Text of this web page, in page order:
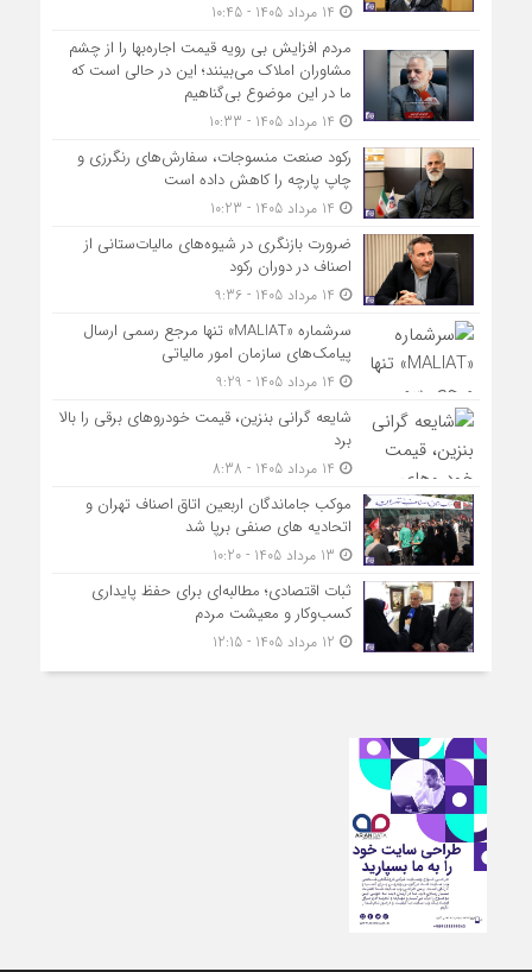
مردم افزایش بی رویه قیمت اجاره‌بها را از چشم
مشاوران املاک می‌بینند؛ این در حالی است که
ما در این موضوع بی‌گناهیم
رکود صنعت منسوجات، سفارش‌های رنگرزی و
چاپ پارچه را کاهش داده است
ضرورت بازنگری در شیوه‌های مالیات‌ستانی از
اصناف در دوران رکود
سرشماره «MALIAT» تنها مرجع رسمی ارسال
پیامک‌های سازمان امور مالیاتی
شایعه گرانی بنزین، قیمت خودروهای برقی را بالا
برد
موکب جاماندگان اربعین اتاق اصناف تهران و
اتحادیه های صنفی برپا شد
ثبات اقتصادی؛ مطالبه‌ای برای حفظ پایداری
کسب‌وکار و معیشت مردم